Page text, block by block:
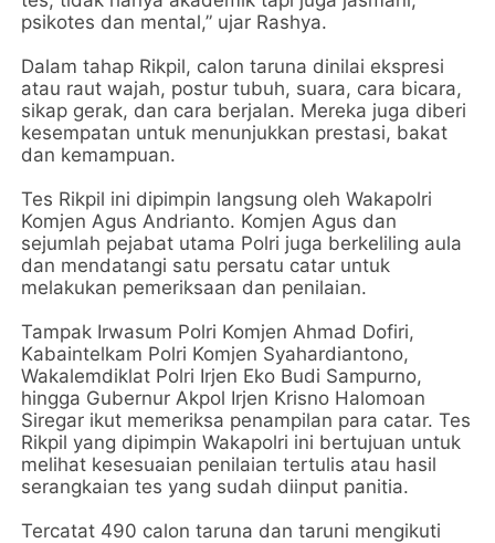
psikotes dan mental,” ujar Rashya.
Dalam tahap Rikpil, calon taruna dinilai ekspresi
atau raut wajah, postur tubuh, suara, cara bicara,
sikap gerak, dan cara berjalan. Mereka juga diberi
kesempatan untuk menunjukkan prestasi, bakat
dan kemampuan.
Tes Rikpil ini dipimpin langsung oleh Wakapolri
Komjen Agus Andrianto. Komjen Agus dan
sejumlah pejabat utama Polri juga berkeliling aula
dan mendatangi satu persatu catar untuk
melakukan pemeriksaan dan penilaian.
Tampak Irwasum Polri Komjen Ahmad Dofiri,
Kabaintelkam Polri Komjen Syahardiantono,
Wakalemdiklat Polri Irjen Eko Budi Sampurno,
hingga Gubernur Akpol Irjen Krisno Halomoan
Siregar ikut memeriksa penampilan para catar. Tes
Rikpil yang dipimpin Wakapolri ini bertujuan untuk
melihat kesesuaian penilaian tertulis atau hasil
serangkaian tes yang sudah diinput panitia.
Tercatat 490 calon taruna dan taruni mengikuti